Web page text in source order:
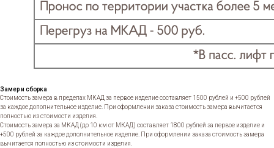
Замер и сборка
Стоимость замера в пределах МКАД за первое изделие составляет 1500 рублей и +500 рублей
за каждое дополнительное изделие. При оформлении заказа стоимость замера вычитается
полностью из стоимости изделия.
Стоимость замера за МКАД (до 10 км от МКАД) составляет 1800 рублей за первое изделие и
+500 рублей за каждое дополнительное изделие. При оформлении заказа стоимость замера
вычитается полностью из стоимости изделия.